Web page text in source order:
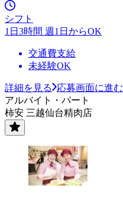
シフト
1日3時間 週1日からOK
交通費支給
未経験OK
詳細を見る
応募画面に進む
アルバイト・パート
柿安 三越仙台精肉店